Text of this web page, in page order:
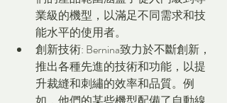
業級的機型，以滿足不同需求和技
能水平的使用者。
創新技術: Bernina致力於不斷創新，
推出各種先進的技術和功能，以提
升裁縫和刺繡的效率和品質。例